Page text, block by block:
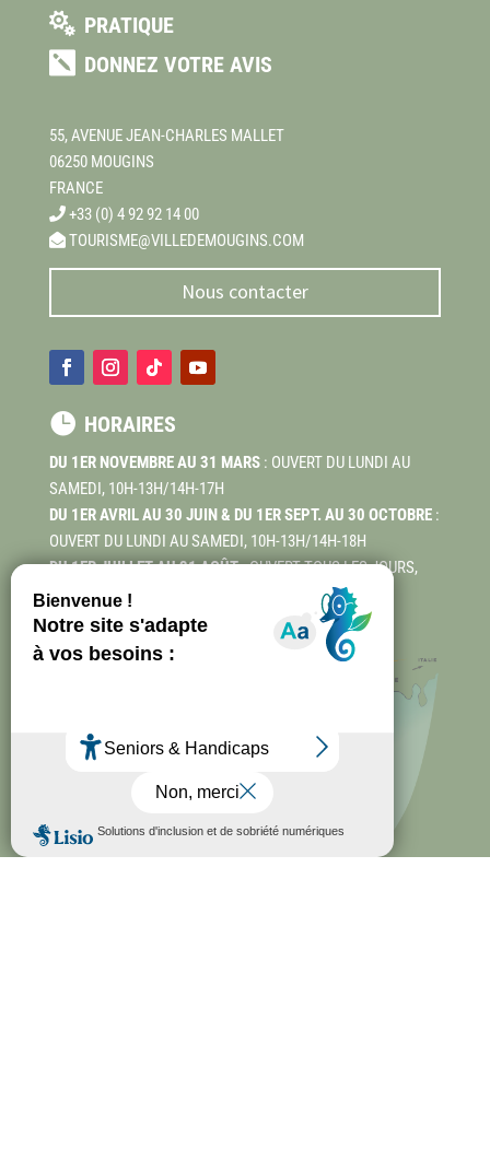
 PRATIQUE
 DONNEZ VOTRE AVIS
55, AVENUE JEAN-CHARLES MALLET
06250 MOUGINS
FRANCE
+33 (0) 4 92 92 14 00
TOURISME@VILLEDEMOUGINS.COM
Nous contacter
 HORAIRES
DU 1ER NOVEMBRE AU 31 MARS: OUVERT DU LUNDI AU
SAMEDI, 10H-13H/14H-17H
DU 1ER AVRIL AU 30 JUIN & DU 1ER SEPT. AU 30 OCTOBRE:
OUVERT DU LUNDI AU SAMEDI, 10H-13H/14H-18H
DU 1ER JUILLET AU 31 AOÛT: OUVERT TOUS LES JOURS,
10H-13H, 14H-19H.